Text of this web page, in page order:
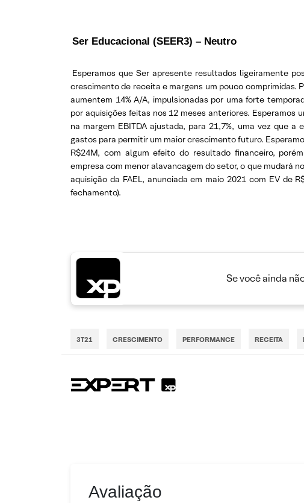
Ser Educacional (SEER3) – Neutro
Esperamos que Ser apresente resultados ligeiramente
crescimento de receita e margens um pouco comprimidas.
aumentem 14% A/A, impulsionadas por uma forte
por aquisições feitas nos 12 meses anteriores. Esperamos
na margem EBITDA ajustada, para 21,7%, uma vez que a
gastos para permitir um maior crescimento futuro.
R$24M, com algum efeito do resultado financeiro,
empresa com menor alavancagem do setor, o que mudará
aquisição da FAEL, anunciada em maio 2021 com EV de
fechamento).
Se você ainda
3T21 CRESCIMENTO PERFORMANCE RECEITA
Avaliação